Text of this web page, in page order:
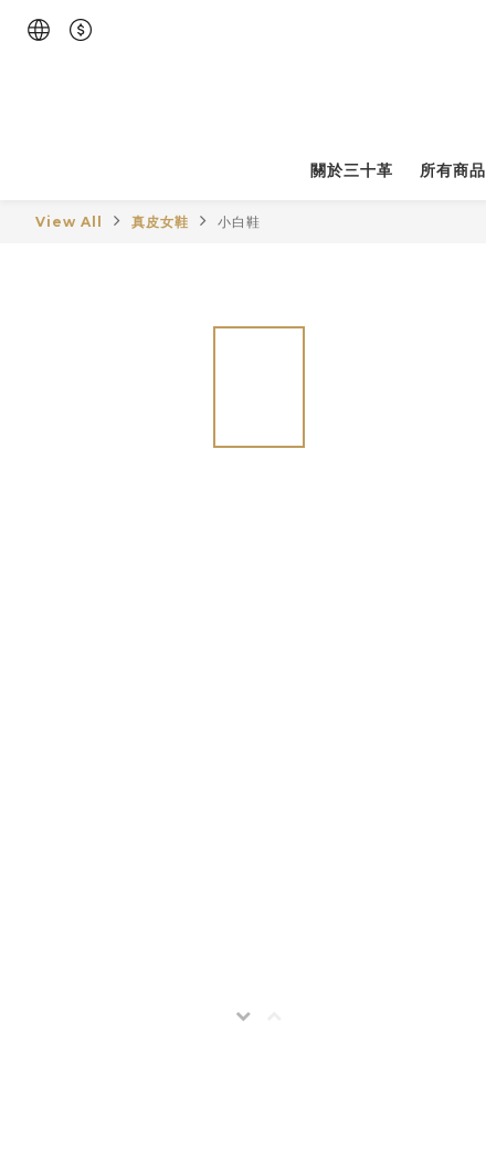
關於三十革 所有商品
View All 真皮女鞋 小白鞋